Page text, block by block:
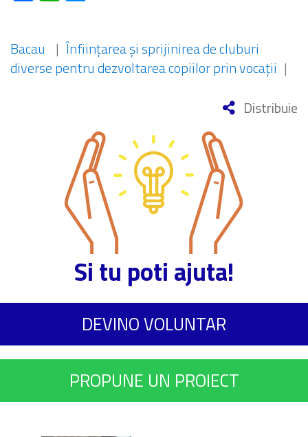
Bacau | Înființarea și sprijinirea de cluburi
diverse pentru dezvoltarea copiilor prin vocații |
Distribuie
Si tu poti ajuta!
DEVINO VOLUNTAR
PROPUNE UN PROIECT